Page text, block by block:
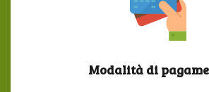
Modalità di